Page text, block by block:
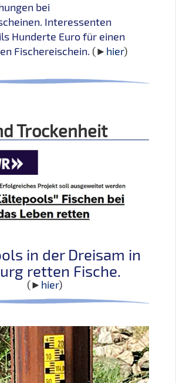
bei
Interessenten
Hunderte Euro für einen
Fischereischein. (► hier)
Trockenheit
in der Dreisam in
retten Fische.
(► hier)